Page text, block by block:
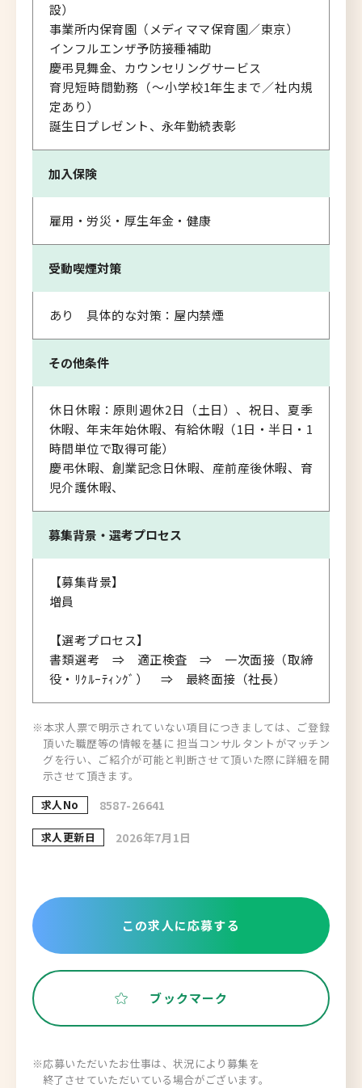
設）
事業所内保育園（メディママ保育園／東京）
インフルエンザ予防接種補助
慶弔見舞金、カウンセリングサービス
育児短時間勤務（～小学校1年生まで／社内規
定あり）
誕生日プレゼント、永年勤続表彰
加入保険
雇用・労災・厚生年金・健康
受動喫煙対策
あり 具体的な対策：屋内禁煙
その他条件
休日休暇：原則週休2日（土日）、祝日、夏季
休暇、年末年始休暇、有給休暇（1日・半日・1
時間単位で取得可能）
慶弔休暇、創業記念日休暇、産前産後休暇、育
児介護休暇、
募集背景・ 選考プロセス
【募集背景】
増員
【選考プロセス】
書類選考 ⇒ 適正検査 ⇒ 一次面接（取締
役・ﾘｸﾙｰﾃｨﾝｸﾞ） ⇒ 最終面接（社長）
※本求人票で明示されていない項目につきましては、ご登録
頂いた職歴等の情報を基に 担当コンサルタントがマッチン
グを行い、ご紹介が可能と判断させて頂いた際に詳細を開
示させて頂きます。
求人No
8587-26641
求人更新日 2026年7月1日
この求人に応募する
ブックマーク
※応募いただいたお仕事は、状況により募集を
終了させていただいている場合がございます。